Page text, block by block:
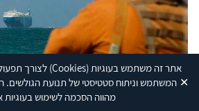
אתר זה משתמש בעוגיות(Cookies) לצורך
המשתמש וניתוח סטטיסטי של תנועת
מהווה הסכמה לשימוש בעוגיות
✕